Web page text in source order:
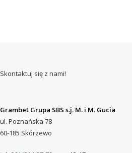
Skontaktuj się z nami!
Grambet Grupa SBS s.j. M. i M. Gucia
ul. Poznańska 78
60-185 Skórzewo